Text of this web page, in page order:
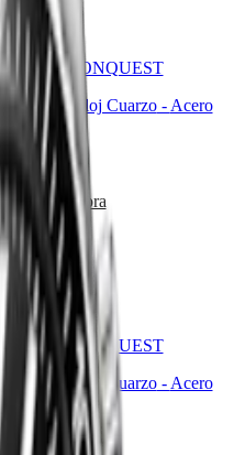
Nuevo
HYDROCONQUEST
42 mm-Reloj Cuarzo- Acero
inoxidable
1.550,00 €
Comprar ahora
Nuevo
HYDROCONQUEST
42 mm- Reloj Cuarzo- Acero
inoxidable
1.550,00 €